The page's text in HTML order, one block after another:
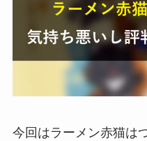
今回はラーメン赤猫は